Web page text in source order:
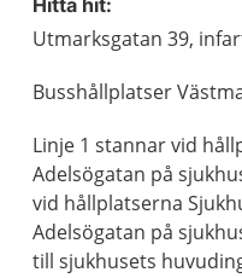
Hitta hit:
Utmarksgatan 39,
Busshållplatser
Linje 1 stannar vid
Adelsögatan på
vid hållplatserna
Adelsögatan på
till sjukhusets